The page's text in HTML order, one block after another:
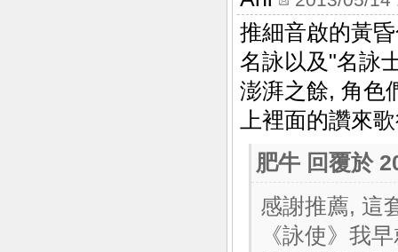
推細音啟的黃
名詠以及"名詠
澎湃之餘, 角色
上裡面的讚來
肥牛 回覆於
感謝推薦, 這
《詠使》我